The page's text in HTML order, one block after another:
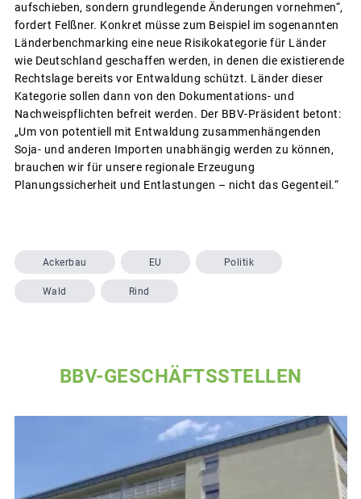
aufschieben, sondern grundlegende Änderungen vornehmen“,
fordert Felßner. Konkret müsse zum Beispiel im sogenannten
Länderbenchmarking eine neue Risikokategorie für Länder
wie Deutschland geschaffen werden, in denen die existierende
Rechtslage bereits vor Entwaldung schützt. Länder dieser
Kategorie sollen dann von den Dokumentations- und
Nachweispflichten befreit werden. Der BBV-Präsident betont:
„Um von potentiell mit Entwaldung zusammenhängenden
Soja- und anderen Importen unabhängig werden zu können,
brauchen wir für unsere regionale Erzeugung
Planungssicherheit und Entlastungen – nicht das Gegenteil.“
Ackerbau EU Politik
Wald Rind
BBV-GESCHÄFTSSTELLEN